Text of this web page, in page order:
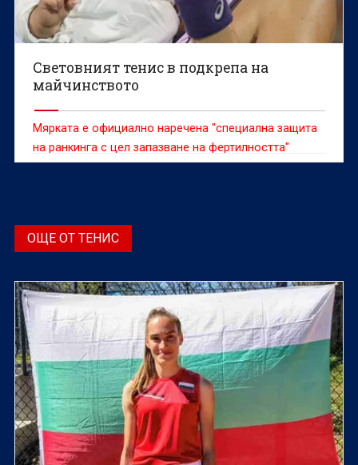
Световният тенис в подкрепа на
майчинството
Мярката e официално наречена "специална защита
на ранкинга с цел запазване на фертилността"
ОЩЕ ОТ ТЕНИС